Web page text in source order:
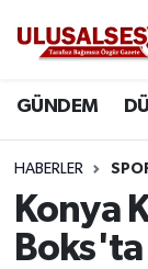
GÜNDEM
HABERLER
Konya
DÜNYA
SİYASET
Trafik
Süper
Tüm